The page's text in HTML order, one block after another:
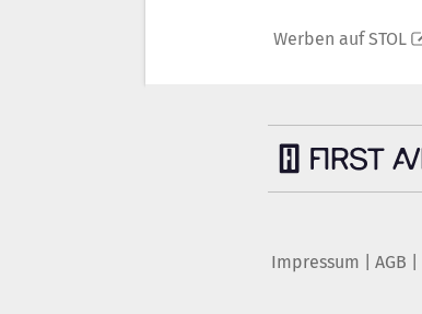
Werben auf STOL
Impressum AGB